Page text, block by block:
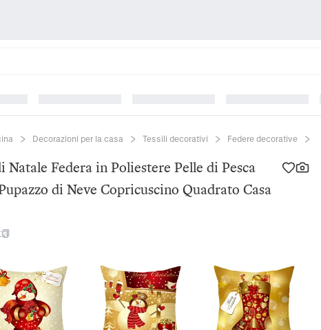
Decorazioni per la casa Tessili decorativi Federe decorative
Natale Federa in Poliestere Pelle di Pesca
di Neve Copricuscino Quadrato Casa